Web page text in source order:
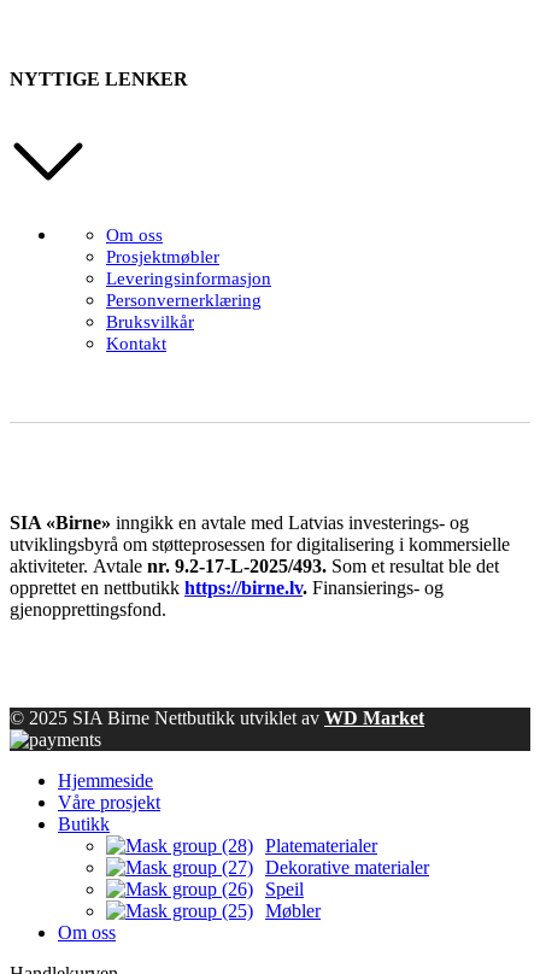
NYTTIGE LENKER
Om oss
Prosjektmøbler
Leveringsinformasjon
Personvernerklæring
Bruksvilkår
Kontakt
SIA «Birne» inngikk en avtale med Latvias investerings- og
utviklingsbyrå om støtteprosessen for digitalisering i kommersielle
aktiviteter. Avtale nr. 9.2-17-L-2025/493. Som et resultat ble det
opprettet en nettbutikk https://birne.lv. Finansierings- og
gjenopprettingsfond.
© 2025 SIA Birne Nettbutikk utviklet av WD Market
Hjemmeside
Våre prosjekt
Butikk
Platematerialer
Dekorative materialer
Speil
Møbler
Om oss